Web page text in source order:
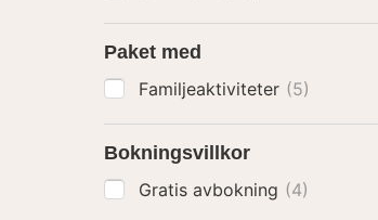
Paket med
Familjeaktiviteter (5)
Bokningsvillkor
Gratis avbokning (4)